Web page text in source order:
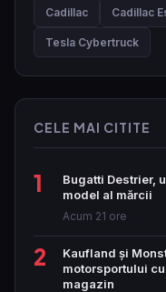
Cadillac Cadillac
Tesla Cybertruck
CELE MAI CITITE
1
Bugatti Destrier,
model al mărcii
Acum 21 ore
2
Kaufland și
motorsportului
magazin